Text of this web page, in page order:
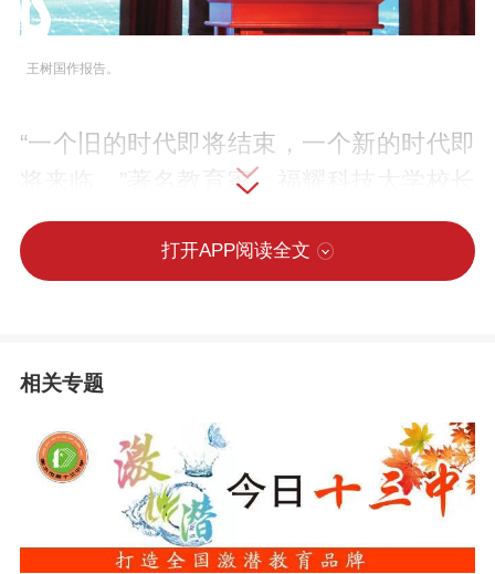
王树国作报告。
“一个旧的时代即将结束，一个新的时代即
将来临。”著名教育家、福耀科技大学校长
王树国这句话掷地有声，回荡在衡水十三
中的校园里。5月17日，他应邀走进这所
度对话。
报告会开始前，王树国在衡水市教育局督
学、十三中党委书记白祥友陪同下漫步校
园。从校园走廊的文化布置到“奋进——为
中华之崛起”的校训标识，每一处细节都体
打开APP阅读全文
相关专题